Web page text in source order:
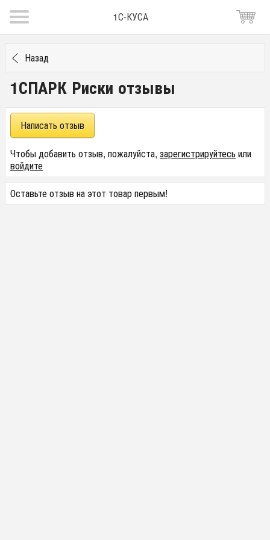
1С-КУСА
Назад
1СПАРК Риски отзывы
Написать отзыв
Чтобы добавить отзыв, пожалуйста, зарегистрируйтесь или
войдите
Оставьте отзыв на этот товар первым!